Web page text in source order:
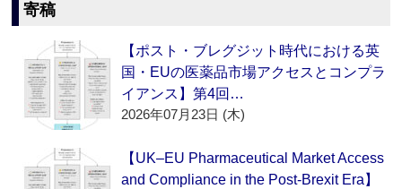
寄稿
【ポスト・ブレグジット時代における英
国・EUの医薬品市場アクセスとコンプラ
イアンス】第4回…
2026年07月23日 (木)
【UK–EU Pharmaceutical Market Access
and Compliance in the Post-Brexit Era】